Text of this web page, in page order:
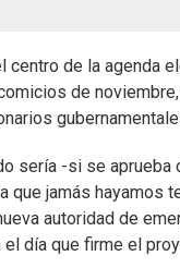
centro de la agenda
de
sería -si se
que jamás hayamos
autoridad de
día que firme el